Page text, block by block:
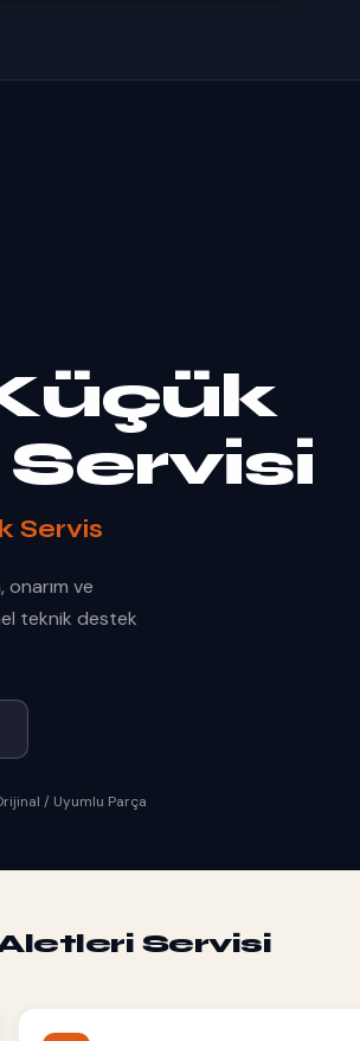
Servis
onarım ve
teknik destek
/ Uyumlu Parça
Servisi